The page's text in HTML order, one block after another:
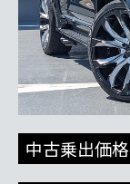
中古乗出価格